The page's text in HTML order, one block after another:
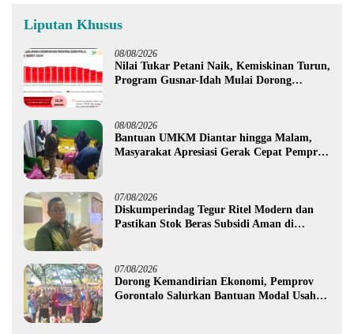
Liputan Khusus
08/08/2026
Nilai Tukar Petani Naik, Kemiskinan Turun,
Program Gusnar-Idah Mulai Dorong
08/08/2026
Bantuan UMKM Diantar hingga Malam,
Masyarakat Apresiasi Gerak Cepat Pemprov
07/08/2026
Diskumperindag Tegur Ritel Modern dan
Pastikan Stok Beras Subsidi Aman di
07/08/2026
Dorong Kemandirian Ekonomi, Pemprov
Gorontalo Salurkan Bantuan Modal Usaha